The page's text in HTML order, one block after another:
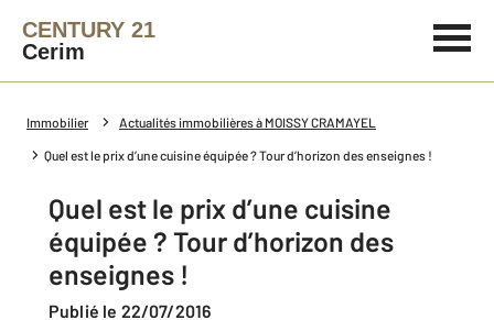
CENTURY 21
Cerim
Immobilier Actualités immobilières à MOISSY CRAMAYEL
Quel est le prix d’une cuisine équipée ? Tour d’horizon des enseignes !
Quel est le prix d’une cuisine
équipée ? Tour d’horizon des
enseignes !
Publié le 22/07/2016